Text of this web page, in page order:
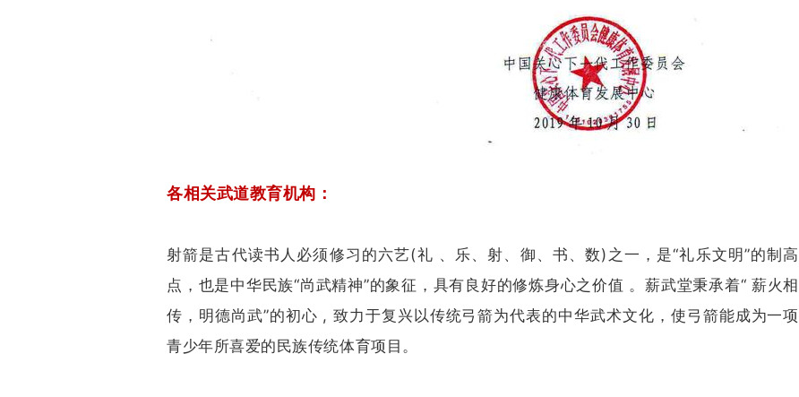
各相关武道教育机构：
射箭是古代读书人必须修习的六艺(礼 、乐、射、御、书、数)之一，是“礼乐文明”的制高
点， 也是中华民族“尚武精神”的象征，具有良好的修炼身心之价值 。薪武堂秉承着“ 薪火相
传，明德尚武”的初心 , 致力于复兴以传统弓箭为代表的中华武术文化，使弓箭能成为一项
青少年所喜爱的民族传统体育项目。